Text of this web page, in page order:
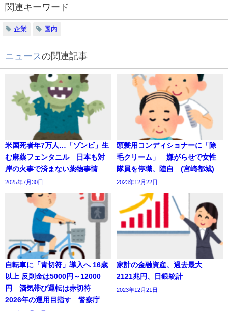
関連キーワード
企業 国内
ニュースの関連記事
米国死者年7万人…「ゾンビ」生
む麻薬フェンタニル 日本も対
岸の火事で済まない薬物事情
2025年7月30日
頭髪用コンディショナーに「除
毛クリーム」 嫌がらせで女性
隊員を停職、陸自 (宮崎都城)
2023年12月22日
自転車に「青切符」導入へ 16歳
以上 反則金は5000円～12000
円 酒気帯び運転は赤切符
2026年の運用目指す 警察庁
家計の金融資産、過去最大
2121兆円、日銀統計
2023年12月21日